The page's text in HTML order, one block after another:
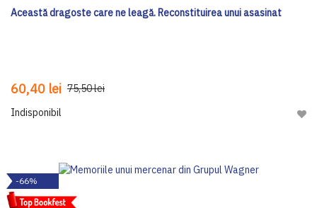
Această dragoste care ne leagă. Reconstituirea unui asasinat
60,40 lei 75,50 lei
Indisponibil
-66%